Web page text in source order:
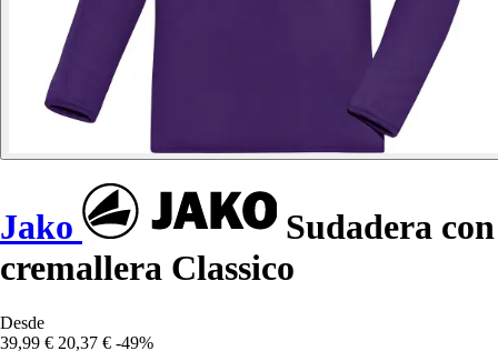
Jako
Sudadera con
cremallera Classico
Desde
39,99 € 20,37 € -49%